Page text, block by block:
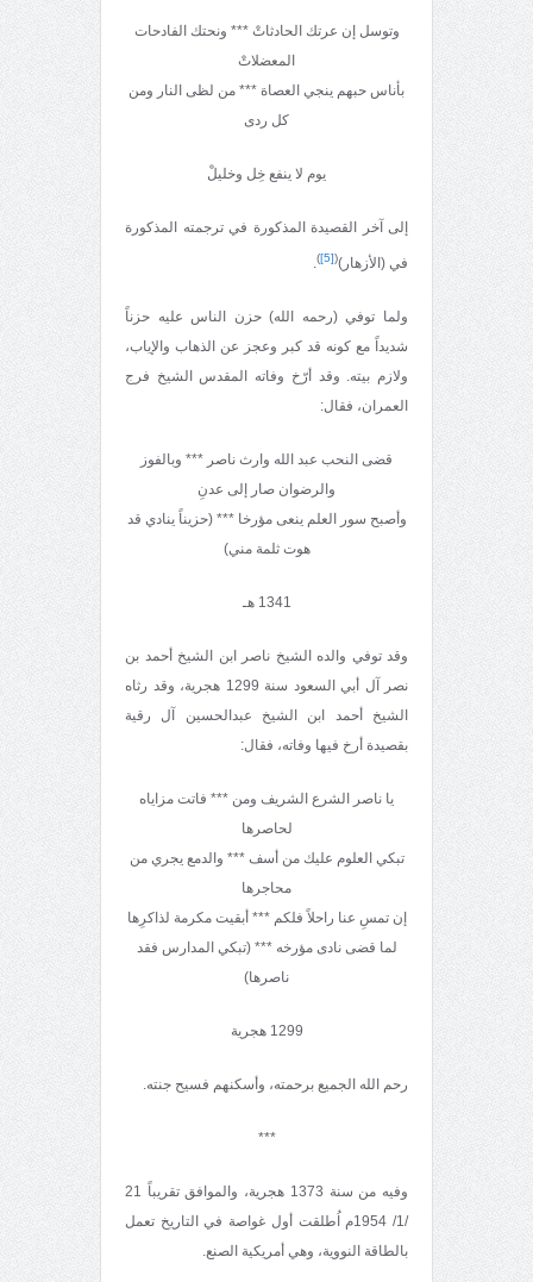
وتوسل إن عرتك الحادثاتْ *** ونحتك الفادحات
المعضلاتْ
بأناس حبهم ينجي العصاة *** من لظى النار ومن
كل ردى
يوم لا ينفع خِل وخليلْ
إلى آخر القصيدة المذكورة في ترجمته المذكورة
في (الأزهار)(
[5]
)
.
ولما توفي (رحمه الله) حزن الناس عليه حزناً
شديداً مع كونه قد كبر وعجز عن الذهاب والإياب،
ولازم بيته. وقد أرّخ وفاته المقدس الشيخ فرج
العمران، فقال:
قضى النحب عبد الله وارث ناصر *** وبالفوز
والرضوان صار إلى عدنِ
وأصبح سور العلم ينعى مؤرخا *** (حزيناً ينادي قد
هوت ثلمة مني)
1341 هـ
وقد توفي والده الشيخ ناصر ابن الشيخ أحمد بن
نصر آل أبي السعود سنة 1299 هجرية، وقد رثاه
الشيخ أحمد ابن الشيخ عبدالحسين آل رقية
بقصيدة أرخ فيها وفاته، فقال:
يا ناصر الشرع الشريف ومن *** فاتت مزاياه
لحاصرها
تبكي العلوم عليك من أسف *** والدمع يجري من
محاجرها
إن تمسِ عنا راحلاً فلكم *** أبقيت مكرمة لذاكرِها
لما قضى نادى مؤرخه *** (تبكي المدارس فقد
ناصرها)
1299 هجرية
رحم الله الجميع برحمته، وأسكنهم فسيح جنته.
***
وفيه من سنة 1373 هجرية، والموافق تقريباً 21
/1/ 1954م اُطلقت أول غواصة في التاريخ تعمل
بالطاقة النووية، وهي أمريكية الصنع.